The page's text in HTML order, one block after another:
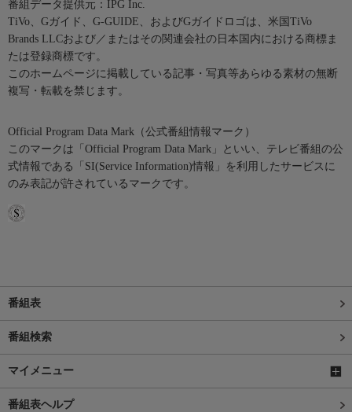
番組データ提供元：IPG Inc.
TiVo、Gガイド、G-GUIDE、およびGガイドロゴは、米国TiVo
Brands LLCおよび／またはその関連会社の日本国内における商標ま
たは登録商標です。
このホームページに掲載している記事・写真等あらゆる素材の無断
複写・転載を禁じます。
Official Program Data Mark（公式番組情報マーク）
このマークは「Official Program Data Mark」といい、テレビ番組の公
式情報である「SI(Service Information)情報」を利用したサービスに
のみ表記が許されているマークです。
番組表
番組検索
マイメニュー
番組表ヘルプ